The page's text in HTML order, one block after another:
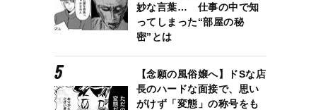
妙な言葉… 仕事の中で知
ってしまった“部屋の秘
密”とは
【念願の風俗嬢へ】ドSな店
長のハードな面接で、思い
がけず「変態」の称号をも